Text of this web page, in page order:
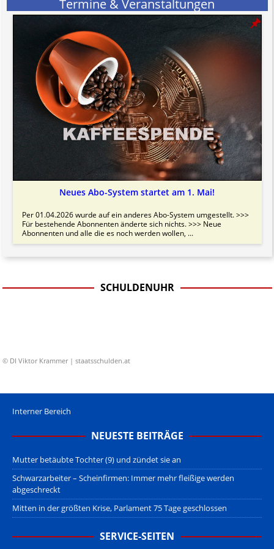
Termine & Veranstaltungen
Neues Abo-System startet am 1. Mai!
Per 01.04.2026 wurde auf ein anderes Abo-System umgestellt. >>>
Für bestehende Abonnenten änderte sich nichts. >>> Neue
Abonnenten und alle die es noch werden wollen, ...
SCHULDENUHR
© DI Viktor Krammer | staatsschulden.at
Interner Bereich
NEUESTE BEITRÄGE
Mutter betäubte Tochter (9) und zündet sie an
Schwarzarbeiter – Scheinfirmen: Immer mehr fleißige werden
abgeschreckt
Mitten in der größten Krise, Parlament 75 Tage geschlossen
SERVICE-SEITEN